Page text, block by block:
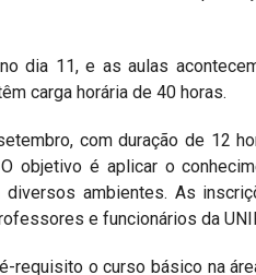
dia 11, e as aulas
carga horária de 40 horas.
com duração de 12
objetivo é aplicar o
ambientes. As
e funcionários da
requisito o curso básico na